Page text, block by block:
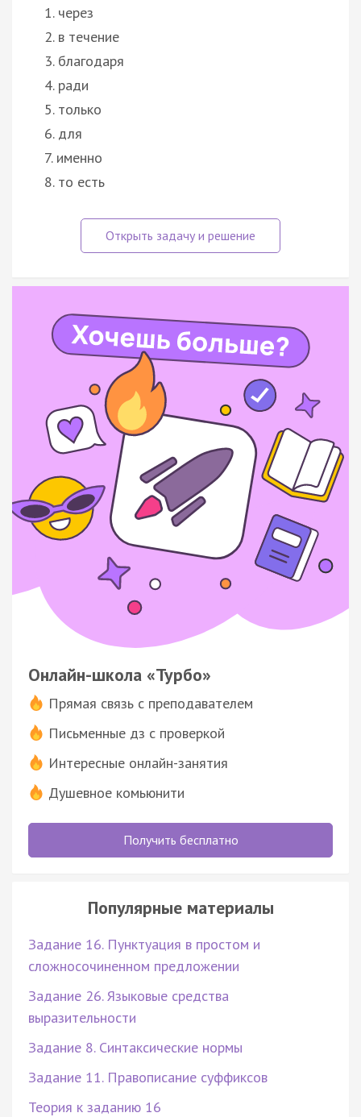
1. через
2. в течение
3. благодаря
4. ради
5. только
6. для
7. именно
8. то есть
Онлайн-школа «Турбо»
Прямая связь с преподавателем
Письменные дз с проверкой
Интересные онлайн-занятия
Душевное комьюнити
Получить бесплатно
Популярные материалы
Задание 16. Пунктуация в простом и
сложносочиненном предложении
Задание 26. Языковые средства
выразительности
Задание 8. Синтаксические нормы
Задание 11. Правописание суффиксов
Теория к заданию 16